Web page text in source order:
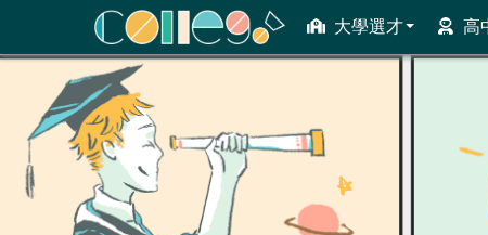
大學選才 高